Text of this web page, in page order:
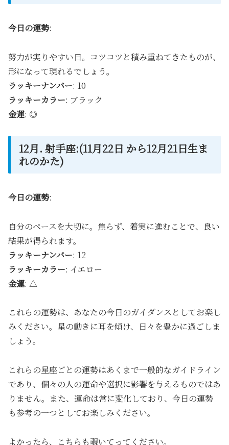
今日の運勢:
努力が実りやすい日。コツコツと積み重ねてきたものが、
形になって現れるでしょう。
ラッキーナンバー: 10
ラッキーカラー: ブラック
金運: ◎
12月. 射手座:(11月22日 から12月21日生ま
れのかた)
今日の運勢:
自分のペースを大切に。焦らず、着実に進むことで、良い
結果が得られます。
ラッキーナンバー: 12
ラッキーカラー: イエロー
金運: △
これらの運勢は、あなたの今日のガイダンスとしてお楽し
みください。星の動きに耳を傾け、日々を豊かに過ごしま
しょう。
これらの星座ごとの運勢はあくまで一般的なガイドライン
であり、個々の人の運命や選択に影響を与えるものではあ
りません。また、運命は常に変化しており、今日の運勢
も参考の一つとしてお楽しみください。
よかったら、こちらも覗いてってください。